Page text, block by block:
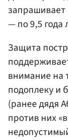
запрашивает
— по 9,5
Защита
внимание на
подоплеку и
(ранее дядя
против них